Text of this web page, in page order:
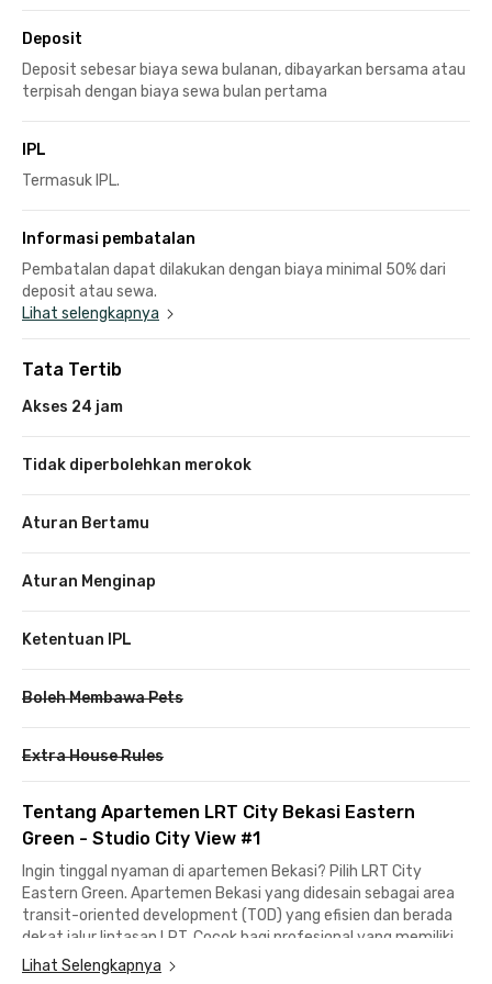
Deposit
Deposit sebesar biaya sewa bulanan, dibayarkan bersama atau
terpisah dengan biaya sewa bulan pertama
IPL
Termasuk IPL.
Informasi pembatalan
Pembatalan dapat dilakukan dengan biaya minimal 50% dari
deposit atau sewa.
Lihat selengkapnya
Tata Tertib
Akses 24 jam
Tidak diperbolehkan merokok
Aturan Bertamu
Aturan Menginap
Ketentuan IPL
Boleh Membawa Pets
Extra House Rules
Tentang Apartemen LRT City Bekasi Eastern
Green - Studio City View #1
Ingin tinggal nyaman di apartemen Bekasi? Pilih LRT City
Eastern Green. Apartemen Bekasi yang didesain sebagai area
transit-oriented development (TOD) yang efisien dan berada
dekat jalur lintasan LRT. Cocok bagi profesional yang memiliki
mobilitas tinggi dan ingin hemat waktu.
Lihat Selengkapnya